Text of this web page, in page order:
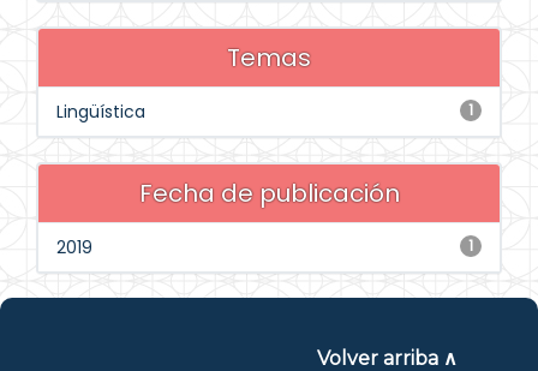
Temas
1
Lingüística
Fecha de publicación
1
2019
Volver arriba ∧